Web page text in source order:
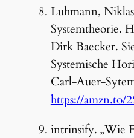
Luhmann,
Systemtheorie.
Dirk Baecker.
Systemische
Carl-Auer-
https://amzn.to/
intrinsify. „Wie